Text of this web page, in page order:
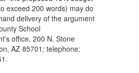
exceed 200 words) may do
delivery of the argument
School
office, 200 N. Stone
AZ 85701; telephone: